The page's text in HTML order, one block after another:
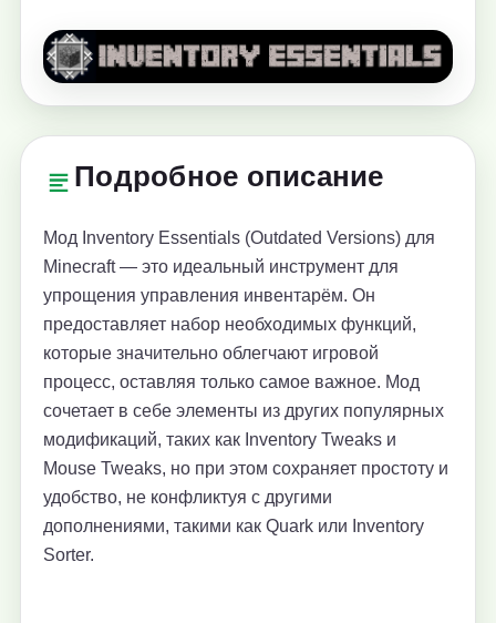
Подробное описание
Мод Inventory Essentials (Outdated Versions) для
Minecraft — это идеальный инструмент для
упрощения управления инвентарём. Он
предоставляет набор необходимых функций,
которые значительно облегчают игровой
процесс, оставляя только самое важное. Мод
сочетает в себе элементы из других популярных
модификаций, таких как Inventory Tweaks и
Mouse Tweaks, но при этом сохраняет простоту и
удобство, не конфликтуя с другими
дополнениями, такими как Quark или Inventory
Sorter.